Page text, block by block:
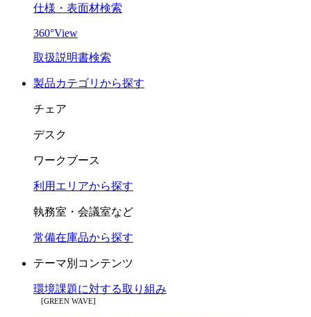
仕様・表面材検索
360°View
取扱説明書検索
製品カテゴリから探す
チェア
デスク
ワークブース
利用エリアから探す
執務室・会議室など
常備在庫品から探す
テーマ別コンテンツ
環境課題に対する取り組み
[GREEN WAVE]